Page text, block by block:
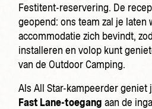
Festitent-reservering. De
geopend: ons team zal je laten
accommodatie zich bevindt,
installeren en volop kunt
van de Outdoor Camping.
Als All Star-kampeerder geniet
Fast Lane-toegang aan de